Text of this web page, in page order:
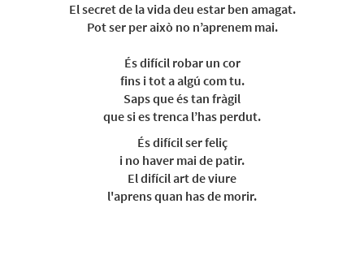
El secret de la vida deu estar ben amagat.
Pot ser per això no n’aprenem mai.
És difícil robar un cor
fins i tot a algú com tu.
Saps que és tan fràgil
que si es trenca l’has perdut.
És difícil ser feliç
i no haver mai de patir.
El difícil art de viure
l'aprens quan has de morir.